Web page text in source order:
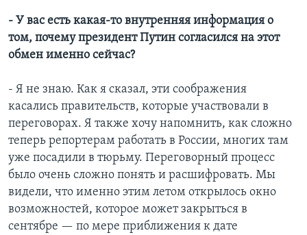
- У вас есть какая-то внутренняя информация о
том, почему президент Путин согласился на этот
обмен именно сейчас?
- Я не знаю. Как я сказал, эти соображения
касались правительств, которые участвовали в
переговорах. Я также хочу напомнить, как сложно
теперь репортерам работать в России, многих там
уже посадили в тюрьму. Переговорный процесс
было очень сложно понять и расшифровать. Мы
видели, что именно этим летом открылось окно
возможностей, которое может закрыться в
сентябре — по мере приближения к дате